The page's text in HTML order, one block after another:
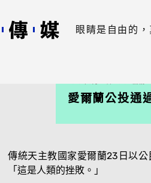
眼睛是自由的
愛爾蘭公投通
傳統天主教國家愛爾蘭23日以
「這是人類的挫敗。」